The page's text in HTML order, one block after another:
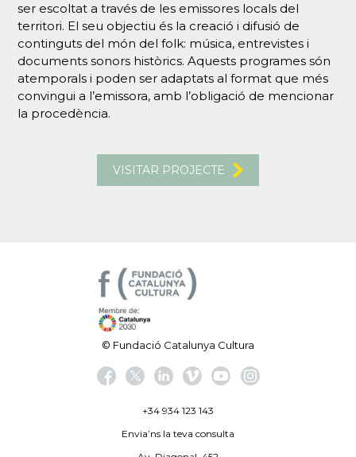
ser escoltat a través de les emissores locals del
territori. El seu objectiu és la creació i difusió de
continguts del món del folk: música, entrevistes i
documents sonors històrics. Aquests programes són
atemporals i poden ser adaptats al format que més
convingui a l’emissora, amb l’obligació de mencionar
la procedència.
VISITAR PROJECTE
© Fundació Catalunya Cultura
+34 934 123 143
Envia’ns la teva consulta